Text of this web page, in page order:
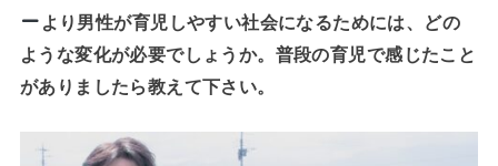
より男性が育児しやすい社会になるためには、どの
ような変化が必要でしょうか。普段の育児で感じたこと
がありましたら教えて下さい。